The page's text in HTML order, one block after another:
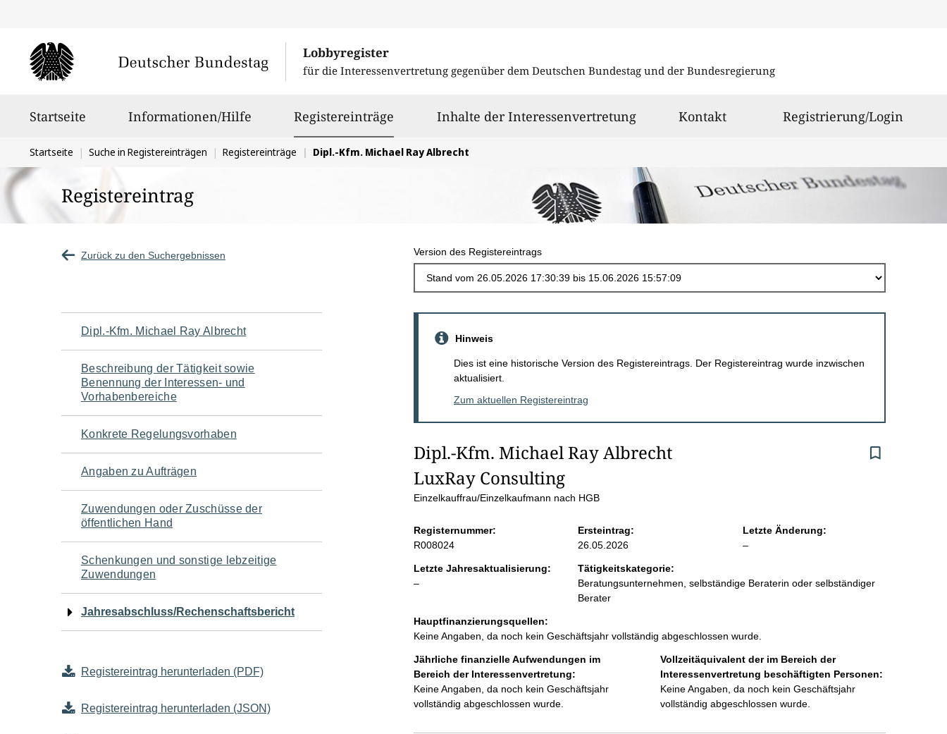
Lobbyregister
für die Interessenvertretung gegenüber dem Deutschen Bundestag und der Bundesregierung
Startseite Informationen/Hilfe Registereinträge ausgewähltInhalte der Interessenvertretung Kontakt Registrierung/Login
Sie
befinden
sich
hier:
Startseite Suche in Registereinträgen Registereinträge Dipl.-Kfm. Michael Ray Albrecht
Registereintrag
Zurück zu den Suchergebnissen Version des Registereintrags
Navigation
für
den
Seiteninhalt
Dipl.-Kfm. Michael Ray Albrecht
Beschreibung der Tätigkeit sowie
Benennung der Interessen- und
Vorhabenbereiche
Konkrete Regelungsvorhaben
Angaben zu Aufträgen
Zuwendungen oder Zuschüsse der
öffentlichen Hand
Schenkungen und sonstige lebzeitige
Zuwendungen
Jahresabschluss/Rechenschaftsbericht
Registereintrag herunterladen (PDF)
Registereintrag herunterladen (JSON)
e
n
i
n
h
a
l
t
Hinweis
Dies ist eine historische Version des Registereintrags. Der Registereintrag wurde inzwischen
aktualisiert.
Zum aktuellen Registereintrag
Dipl.-Kfm. Michael Ray Albrecht
LuxRay Consulting
Einzelkauffrau/Einzelkaufmann nach HGB
Registernummer:
R008024
Ersteintrag:
26.05.2026
Letzte Änderung:
–l
r
Letzte Jahresaktualisierung:
–l
r
Tätigkeitskategorie:
Beratungsunternehmen, selbständige Beraterin oder selbständiger
Berater
Hauptfinanzierungsquellen:
Keine Angaben, da noch kein Geschäftsjahr vollständig abgeschlossen wurde.
Jährliche finanzielle Aufwendungen im
Bereich der Interessenvertretung:
Keine Angaben, da noch kein Geschäftsjahr
vollständig abgeschlossen wurde.
Vollzeitäquivalent der im Bereich der
Interessenvertretung beschäftigten Personen:
Keine Angaben, da noch kein Geschäftsjahr
vollständig abgeschlossen wurde.